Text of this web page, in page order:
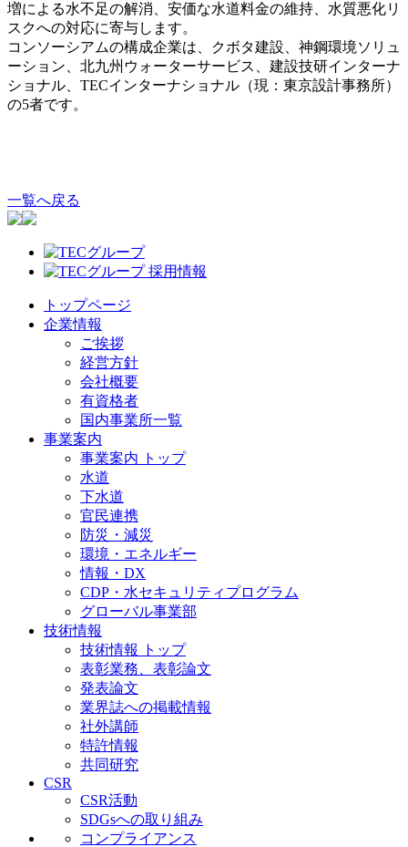
増による水不足の解消、安価な水道料金の維持、水質悪化リ
スクへの対応に寄与します。
コンソーシアムの構成企業は、クボタ建設、神鋼環境ソリュ
ーション、北九州ウォーターサービス、建設技研インターナ
ショナル、TECインターナショナル（現：東京設計事務所）
の5者です。
一覧へ戻る
トップページ
企業情報
ご挨拶
経営方針
会社概要
有資格者
国内事業所一覧
事業案内
事業案内 トップ
水道
下水道
官民連携
防災・減災
環境・エネルギー
情報・DX
CDP・水セキュリティプログラム
グローバル事業部
技術情報
技術情報 トップ
表彰業務、表彰論文
発表論文
業界誌への掲載情報
社外講師
特許情報
共同研究
CSR
CSR活動
SDGsへの取り組み
コンプライアンス